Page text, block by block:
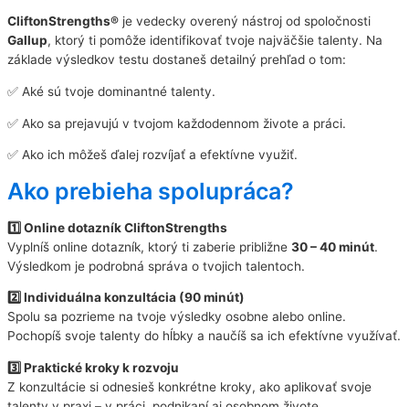
CliftonStrengths® je vedecky overený nástroj od spoločnosti
Gallup, ktorý ti pomôže identifikovať tvoje najväčšie talenty. Na
základe výsledkov testu dostaneš detailný prehľad o tom:
✅ Aké sú tvoje dominantné talenty.
✅ Ako sa prejavujú v tvojom každodennom živote a práci.
✅ Ako ich môžeš ďalej rozvíjať a efektívne využiť.
Ako prebieha spolupráca?
1️⃣ Online dotazník CliftonStrengths
Vyplníš online dotazník, ktorý ti zaberie približne 30 – 40 minút.
Výsledkom je podrobná správa o tvojich talentoch.
2️⃣ Individuálna konzultácia (90 minút)
Spolu sa pozrieme na tvoje výsledky osobne alebo online.
Pochopíš svoje talenty do hĺbky a naučíš sa ich efektívne využívať.
3️⃣ Praktické kroky k rozvoju
Z konzultácie si odnesieš konkrétne kroky, ako aplikovať svoje